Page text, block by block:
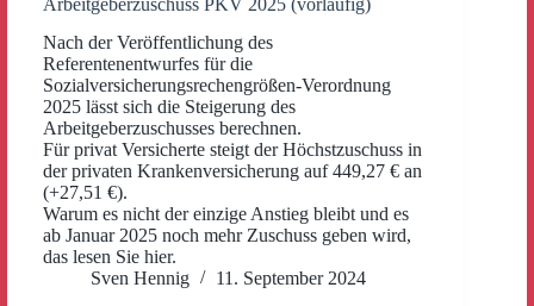
Nach der Veröffentlichung des
Referentenentwurfes für die
Sozialversicherungsrechengrößen-Verordnung
2025 lässt sich die Steigerung des
Arbeitgeberzuschusses berechnen.
Für privat Versicherte steigt der Höchstzuschuss in
der privaten Krankenversicherung auf 449,27 € an
(+27,51 €).
Warum es nicht der einzige Anstieg bleibt und es
ab Januar 2025 noch mehr Zuschuss geben wird,
das lesen Sie hier.
Sven Hennig
11. September 2024